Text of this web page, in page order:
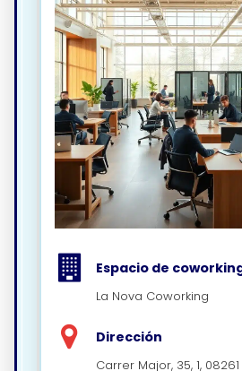
Espacio de
La Nova Coworking
Dirección
Carrer Major, 35, 1,